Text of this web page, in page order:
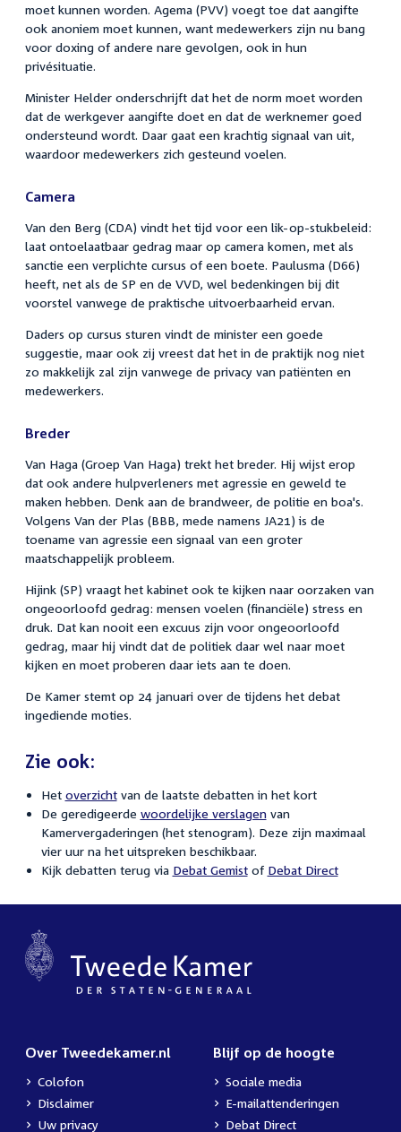
moet kunnen worden. Agema (PVV) voegt toe dat aangifte
ook anoniem moet kunnen, want medewerkers zijn nu bang
voor doxing of andere nare gevolgen, ook in hun
privésituatie.
Minister Helder onderschrijft dat het de norm moet worden
dat de werkgever aangifte doet en dat de werknemer goed
ondersteund wordt. Daar gaat een krachtig signaal van uit,
waardoor medewerkers zich gesteund voelen.
Camera
Van den Berg (CDA) vindt het tijd voor een lik-op-stukbeleid:
laat ontoelaatbaar gedrag maar op camera komen, met als
sanctie een verplichte cursus of een boete. Paulusma (D66)
heeft, net als de SP en de VVD, wel bedenkingen bij dit
voorstel vanwege de praktische uitvoerbaarheid ervan.
Daders op cursus sturen vindt de minister een goede
suggestie, maar ook zij vreest dat het in de praktijk nog niet
zo makkelijk zal zijn vanwege de privacy van patiënten en
medewerkers.
Breder
Van Haga (Groep Van Haga) trekt het breder. Hij wijst erop
dat ook andere hulpverleners met agressie en geweld te
maken hebben. Denk aan de brandweer, de politie en boa's.
Volgens Van der Plas (BBB, mede namens JA21) is de
toename van agressie een signaal van een groter
maatschappelijk probleem.
Hijink (SP) vraagt het kabinet ook te kijken naar oorzaken van
ongeoorloofd gedrag: mensen voelen (financiële) stress en
druk. Dat kan nooit een excuus zijn voor ongeoorloofd
gedrag, maar hij vindt dat de politiek daar wel naar moet
kijken en moet proberen daar iets aan te doen.
De Kamer stemt op 24 januari over de tijdens het debat
ingediende moties.
Zie ook:
Het overzichtvan de laatste debatten in het kort
De geredigeerde woordelijke verslagenvan
Kamervergaderingen (het stenogram). Deze zijn maximaal
vier uur na het uitspreken beschikbaar.
Kijk debatten terug via Debat Gemist of Debat Direct
Over Tweedekamer.nl
Colofon
Disclaimer
Uw privacy
Blijf op de hoogte
Sociale media
E-mailattenderingen
Debat Direct